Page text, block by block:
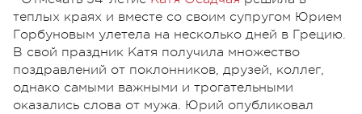
теплых краях и вместе со своим супругом Юрием
Горбуновым улетела на несколько дней в Грецию.
В свой праздник Катя получила множество
поздравлений от поклонников, друзей, коллег,
однако самыми важными и трогательными
оказались слова от мужа. Юрий опубликовал